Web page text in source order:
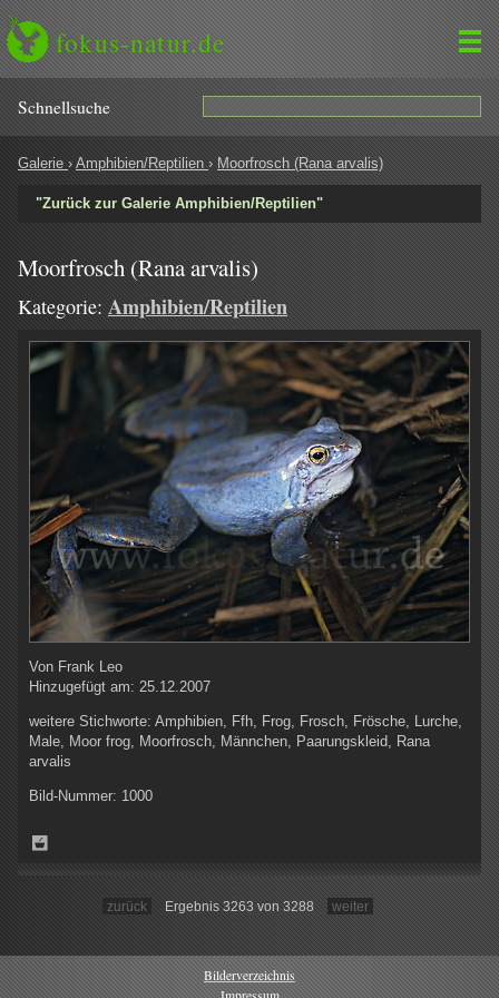
fokus-natur.de
Schnell­suche
Galerie › Amphibien/Reptilien › Moorfrosch (Rana arvalis)
"Zurück zur Galerie Amphibien/Reptilien"
Moorfrosch (Rana arvalis)
Kategorie: Amphibien/Reptilien
Von Frank Leo
Hinzugefügt am: 25.12.2007
weitere Stichworte: Amphibien, Ffh, Frog, Frosch, Frösche, Lurche,
Male, Moor frog, Moorfrosch, Männchen, Paarungskleid, Rana
arvalis
Bild-Nummer: 1000
zurück Ergebnis 3263 von 3288 weiter
Bilderverzeichnis